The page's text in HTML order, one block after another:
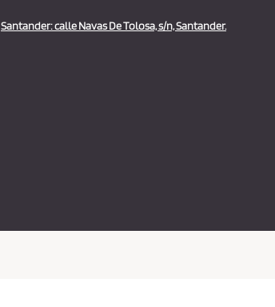
Santander: calle Navas De Tolosa, s/n, Santander.